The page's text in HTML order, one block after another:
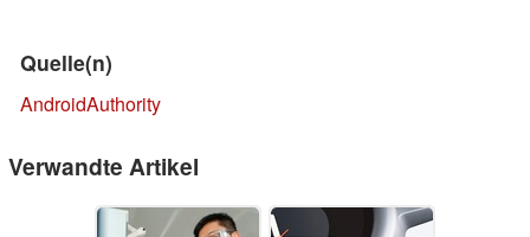
Quelle(n)
AndroidAuthority
Verwandte Artikel